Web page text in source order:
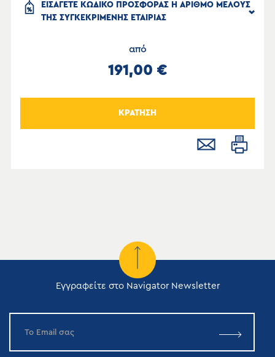
ΕΙΣΑΓΕΤΕ ΚΩΔΙΚΟ ΠΡΟΣΦΟΡΑΣ Η ΑΡΙΘΜΟ ΜΕΛΟΥΣ
ΤΗΣ ΣΥΓΚΕΚΡΙΜΕΝΗΣ ΕΤΑΙΡΙΑΣ
από
191,00 €
ΚΡΑΤΗΣΗ
Εγγραφείτε στο Navigator Newsletter